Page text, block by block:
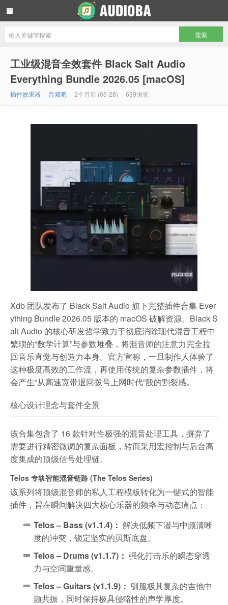
工业级混音全效套件 Black Salt Audio
Everything Bundle 2026.05 [macOS]
插件效果器 音频吧 2个月前 (05-28) 639浏览
Xdb 团队发布了 Black Salt Audio 旗下完整插件合集 Ever
ything Bundle 2026.05 版本的 macOS 破解资源。Black S
alt Audio 的核心研发哲学致力于彻底消除现代混音工程中
繁琐的“数学计算”与参数堆叠，将混音师的注意力完全拉
回音乐直觉与创造力本身。官方宣称，一旦制作人体验了
这种极度高效的工作流，再使用传统的复杂参数插件，将
会产生“从高速宽带退回拨号上网时代”般的割裂感。
核心设计理念与套件全景
该合集包含了 16 款针对性极强的混音处理工具，摒弃了
需要进行精密微调的复杂面板，转而采用宏控制与后台高
度集成的顶级信号处理链。
Telos 专轨智能混音链路 (The Telos Series)
该系列将顶级混音师的私人工程模板转化为一键式的智能
插件，旨在瞬间解决四大核心乐器的频率与动态痛点：
Telos – Bass (v1.1.4)： 解决低频下潜与中频清晰
度的冲突，锁定坚实的贝斯底盘。
Telos – Drums (v1.1.7)： 强化打击乐的瞬态穿透
力与空间重量感。
Telos – Guitars (v1.1.9)： 驯服极其复杂的吉他中
频共振，同时保持极具侵略性的声学厚度。